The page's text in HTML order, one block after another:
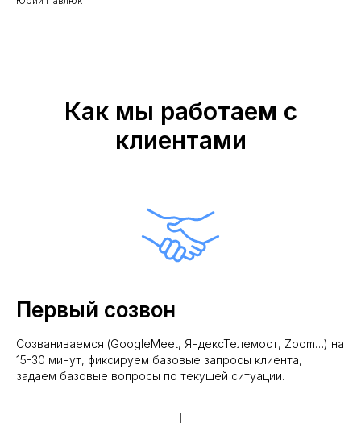
Как мы работаем с
клиентами
Первый созвон
Созваниваемся (GoogleMeet, ЯндексТелемост, Zoom…) на
15-30 минут, фиксируем базовые запросы клиента,
задаем базовые вопросы по текущей ситуации.
Рейтинг наYell.ru.